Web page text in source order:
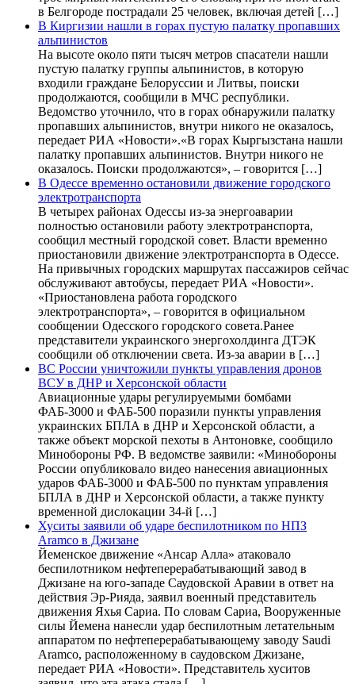
в Белгороде пострадали 25 человек, включая детей […]
В Киргизии нашли в горах пустую палатку пропавших
альпинистов
На высоте около пяти тысяч метров спасатели нашли
пустую палатку группы альпинистов, в которую
входили граждане Белоруссии и Литвы, поиски
продолжаются, сообщили в МЧС республики.
Ведомство уточнило, что в горах обнаружили палатку
пропавших альпинистов, внутри никого не оказалось,
передает РИА «Новости».«В горах Кыргызстана нашли
палатку пропавших альпинистов. Внутри никого не
оказалось. Поиски продолжаются», – говорится […]
В Одессе временно остановили движение городского
электротранспорта
В четырех районах Одессы из-за энергоаварии
полностью остановили работу электротранспорта,
сообщил местный городской совет. Власти временно
приостановили движение электротранспорта в Одессе.
На привычных городских маршрутах пассажиров сейчас
обслуживают автобусы, передает РИА «Новости».
«Приостановлена работа городского
электротранспорта», – говорится в официальном
сообщении Одесского городского совета.Ранее
представители украинского энергохолдинга ДТЭК
сообщили об отключении света. Из-за аварии в […]
ВС России уничтожили пункты управления дронов
ВСУ в ДНР и Херсонской области
Авиационные удары регулируемыми бомбами
ФАБ-3000 и ФАБ-500 поразили пункты управления
украинских БПЛА в ДНР и Херсонской области, а
также объект морской пехоты в Антоновке, сообщило
Минобороны РФ. В ведомстве заявили: «Минобороны
России опубликовало видео нанесения авиационных
ударов ФАБ-3000 и ФАБ-500 по пунктам управления
БПЛА в ДНР и Херсонской области, а также пункту
временной дислокации 34-й […]
Хуситы заявили об ударе беспилотником по НПЗ
Aramco в Джизане
Йеменское движение «Ансар Алла» атаковало
беспилотником нефтеперерабатывающий завод в
Джизане на юго-западе Саудовской Аравии в ответ на
действия Эр-Рияда, заявил военный представитель
движения Яхья Сариа. По словам Сариа, Вооруженные
силы Йемена нанесли удар беспилотным летательным
аппаратом по нефтеперерабатывающему заводу Saudi
Aramco, расположенному в саудовском Джизане,
передает РИА «Новости». Представитель хуситов